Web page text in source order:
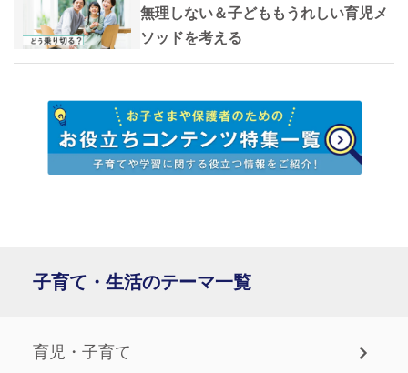
無理しない＆子どももうれしい育児メ
ソッドを考える
子育て・生活のテーマ一覧
育児・子育て